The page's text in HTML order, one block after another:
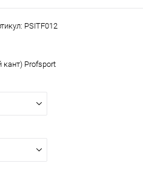
PSITF012
кант) Profsport